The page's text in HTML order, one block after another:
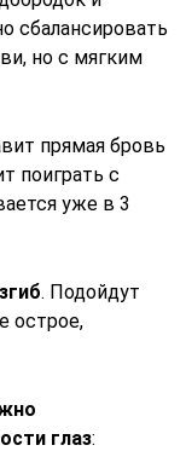
сбалансировать
но с мягким
прямая бровь
поиграть с
уже в 3
. Подойдут
острое,
глаз: